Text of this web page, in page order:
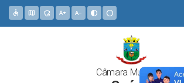
accessible map admin_panel_settings text_increase text_decrease contrast circle
Câmara Municipal